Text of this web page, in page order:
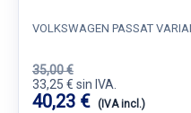
VOLKSWAGEN PASSAT
35,00 €
33,25 € sin IVA.
40,23 € (IVA incl.)